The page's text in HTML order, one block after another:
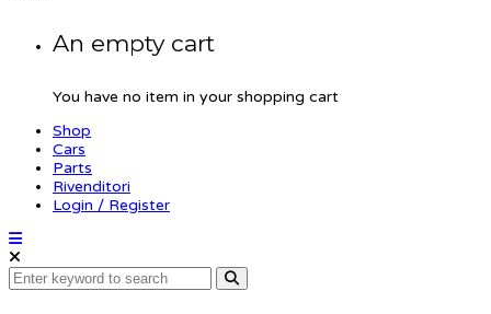
An empty cart
You have no item in your shopping cart
Shop
Cars
Parts
Rivenditori
Login / Register